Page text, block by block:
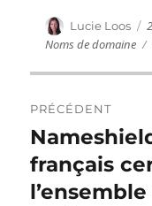
Auteur
Lucie Loos
Noms de domaine
de
l’article
PRÉCÉDENT
Publication
précédente :
français